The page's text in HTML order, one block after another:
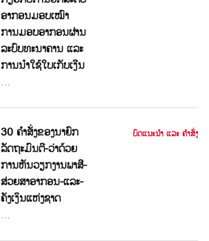
ອາກອນມອບເໝົາ
ການມອບອາກອນຜ່ານ
ລະບົບທະນາຄານ ແລະ
ການນຳໃຊ້ໃບເກັບເງີນ
…
30 ຄຳສັ່ງຂອງນາຍົກ
ລັດຖະມົນຕີ-ວ່າດ້ວຍ
ການຫັນວຽກງານພາສີ-
ສ່ວຍສາອາກອນ-ແລະ-
ຄັງເງິນແຫ່ງຊາດ
…
ບົດແນະນໍາ ແລະ ຄໍາສັ່ງ